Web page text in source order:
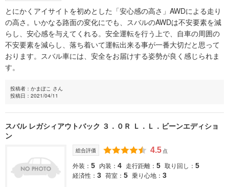
とにかくアイサイトを初めとした「安心感の高さ」AWDによる走り
の高さ。いかなる路面の変化にでも、スバルのAWDは不安要素を減
らし、安心感を与えてくれる。安全運転を行う上で、自車の周囲の
不安要素を減らし、落ち着いて運転出来る事が一番大切だと思って
おります。スバル車には、安全をお届けする姿勢が良く感じられま
す。
投稿者：かまぽこ さん
投稿日：2021/04/11
スバル レガシィアウトバック ３．０Ｒ Ｌ．Ｌ．ビーンエディショ
ン
総合評価 4.5 点
外装： 5 内装： 4 走行距離： 5 取り回し： 5
経済性： 3 荷室： 5 乗り心地： 3